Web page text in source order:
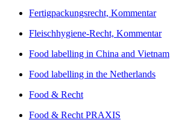
Fertigpackungsrecht, Kommentar
Fleischhygiene-Recht, Kommentar
Food labelling in China and Vietnam
Food labelling in the Netherlands
Food & Recht
Food & Recht PRAXIS